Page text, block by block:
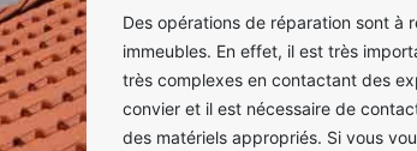
Des opérations de réparation sont à
immeubles. En effet, il est très
très complexes en contactant des
convier et il est nécessaire de
des matériels appropriés. Si vous